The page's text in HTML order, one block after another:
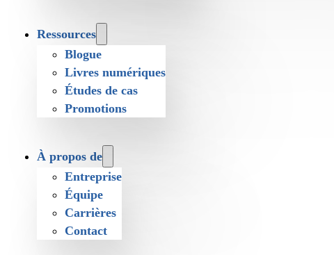
Ressources
Blogue
Livres numériques
Études de cas
Promotions
À propos de
Entreprise
Équipe
Carrières
Contact